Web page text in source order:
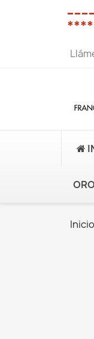
Inicio